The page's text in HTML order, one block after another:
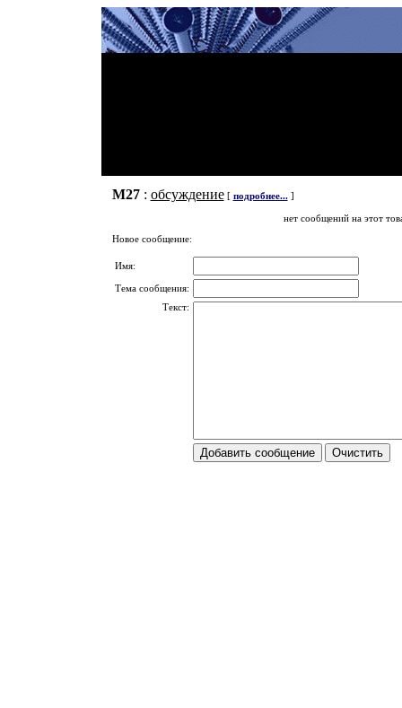
М27: обсуждение[ подробнее...]
нет сообщений на этот
Новое сообщение:
Имя:
Тема сообщения:
Текст: